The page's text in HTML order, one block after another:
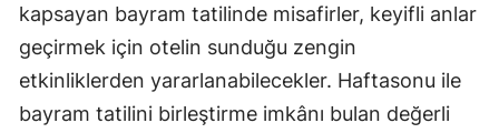
kapsayan bayram tatilinde misafirler, keyifli anlar
geçirmek için otelin sunduğu zengin
etkinliklerden yararlanabilecekler. Haftasonu ile
bayram tatilini birleştirme imkânı bulan değerli